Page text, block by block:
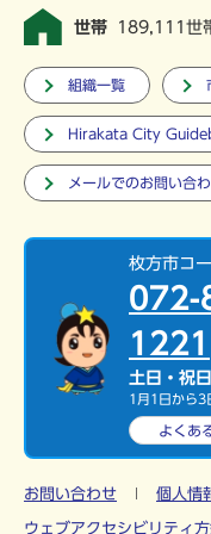
世帯 189,111世
組織一覧
Hirakata City
メールでのお問い合
枚方市コ
072-
1221
土日・祝
1月1日から3
よくあ
お問い合わせ 個人情
ウェブアクセシビリティ